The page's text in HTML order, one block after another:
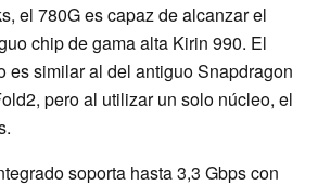
el 780G es capaz de alcanzar el
chip de gama alta Kirin 990. El
es similar al del antiguo Snapdragon
pero al utilizar un solo núcleo, el
soporta hasta 3,3 Gbps con